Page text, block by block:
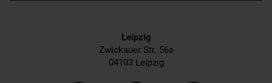
Leipzig
Zwickauer Str. 56a
04103 Leipzig